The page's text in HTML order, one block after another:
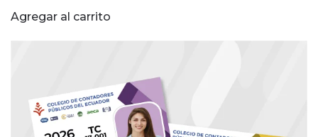
Agregar al carrito